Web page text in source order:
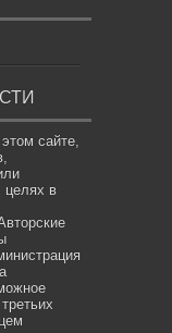
сайте,
целях в